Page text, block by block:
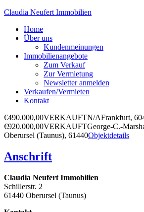
Claudia Neufert Immobilien
Home
Über uns
Kundenmeinungen
Immobilienangebote
Zum Verkauf
Zur Vermietung
Newsletter anmelden
Verkaufen/Vermieten
Kontakt
€490.000,00VERKAUFTN/AFrankfurt,
€920.000,00VERKAUFTGeorge-C.-
Oberursel (Taunus), 61440Objektdetails
Anschrift
Claudia Neufert Immobilien
Schillerstr. 2
61440 Oberursel (Taunus)